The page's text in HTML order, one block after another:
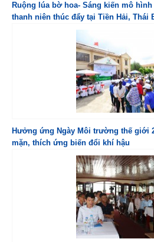
Ruộng lúa bờ hoa- Sáng kiến mô
thanh niên thúc đẩy tại Tiền Hải, Thái
Hưởng ứng Ngày Môi trường thế giới
mặn, thích ứng biến đổi khí hậu